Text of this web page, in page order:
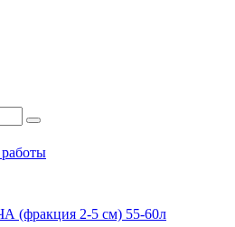
(фракция 2-5 см) 55-60л